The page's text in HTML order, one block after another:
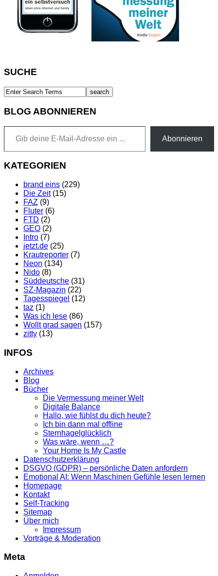
SUCHE
BLOG ABONNIEREN
Gib deine E-Mail-Adresse ein ...
Abonnieren
KATEGORIEN
brand eins (229)
Die Zeit(15)
FAZ (9)
Fluter (6)
FTD (2)
GEO (2)
Intro (7)
jetzt.de (25)
Krautreporter (7)
Neon (134)
Nido (8)
Süddeutsche (31)
SZ-Magazin (22)
Tagesspiegel (12)
taz (1)
Was ich lese (86)
Wollt grad sagen (157)
zitty (13)
INFOS
Archives
Blog
Bücher
Die Vermessung meiner Welt
Digitale Balance
Hallo, wie fühlst du dich heute?
Ich bin dann mal offline
Sternhagelglücklich
Was wäre, wenn …?
Your Home Is My Castle
Datenschutzerklärung
DSGVO (GDPR) – persönliche Daten anfordern
Emotional AI: Wenn Maschinen Gefühle lesen lernen
Homepage
Kontakt
Self-Tracking
Sitemap
Über mich
Impressum
Vorträge & Moderation
Meta